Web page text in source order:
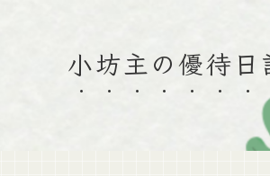
小坊主の優待